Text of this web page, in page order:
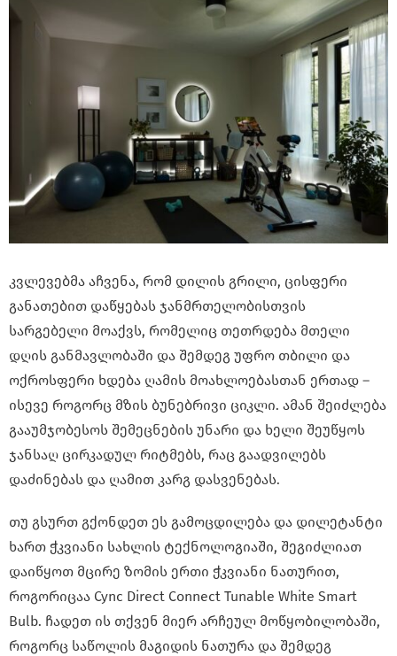
კვლევებმა აჩვენა, რომ დილის გრილი, ცისფერი
განათებით დაწყებას ჯანმრთელობისთვის
სარგებელი მოაქვს, რომელიც თეთრდება მთელი
დღის განმავლობაში და შემდეგ უფრო თბილი და
ოქროსფერი ხდება ღამის მოახლოებასთან ერთად –
ისევე როგორც მზის ბუნებრივი ციკლი. ამან შეიძლება
გააუმჯობესოს შემეცნების უნარი და ხელი შეუწყოს
ჯანსაღ ცირკადულ რიტმებს, რაც გაადვილებს
დაძინებას და ღამით კარგ დასვენებას.
თუ გსურთ გქონდეთ ეს გამოცდილება და დილეტანტი
ხართ ჭკვიანი სახლის ტექნოლოგიაში, შეგიძლიათ
დაიწყოთ მცირე ზომის ერთი ჭკვიანი ნათურით,
როგორიცაა Cync Direct Connect Tunable White Smart
Bulb. ჩადეთ ის თქვენ მიერ არჩეულ მოწყობილობაში,
როგორც საწოლის მაგიდის ნათურა და შემდეგ